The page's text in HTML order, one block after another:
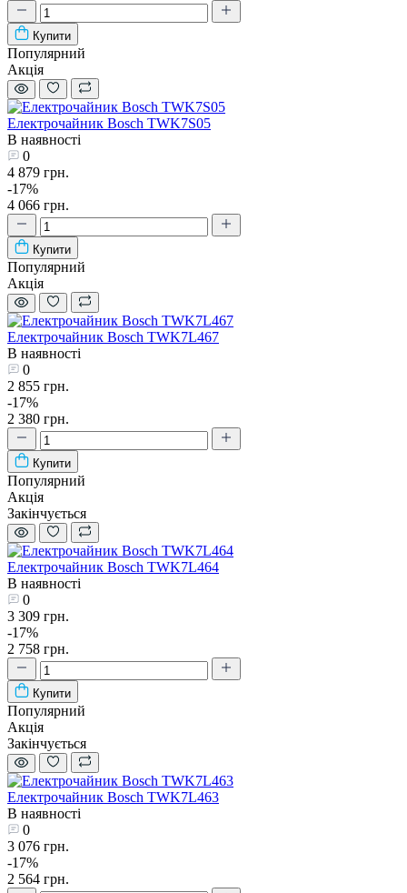
Купити
Популярний
Акція
Електрочайник Bosch TWK7S05
В наявності
0
4 879 грн.
-17%
4 066 грн.
Купити
Популярний
Акція
Електрочайник Bosch TWK7L467
В наявності
0
2 855 грн.
-17%
2 380 грн.
Купити
Популярний
Акція
Закінчується
Електрочайник Bosch TWK7L464
В наявності
0
3 309 грн.
-17%
2 758 грн.
Купити
Популярний
Акція
Закінчується
Електрочайник Bosch TWK7L463
В наявності
0
3 076 грн.
-17%
2 564 грн.